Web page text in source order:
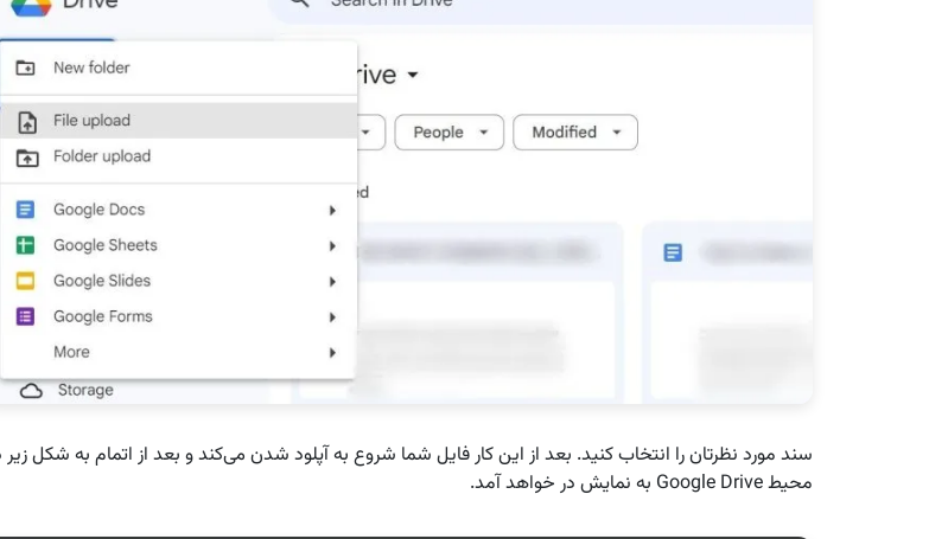
سند مورد نظرتان را انتخاب کنید. بعد از این کار فایل شما شروع به آپلود شدن می‌کند و بعد از اتمام به شکل زیر
محیط Google Drive به نمایش در خواهد آمد.